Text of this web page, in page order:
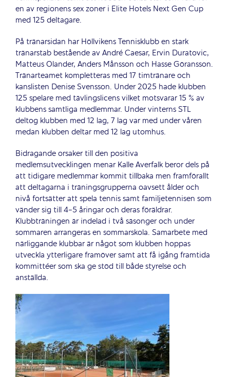
en av regionens sex zoner i Elite Hotels Next Gen Cup
med 125 deltagare.
På tränarsidan har Höllvikens Tennisklubb en stark
tränarstab bestående av André Caesar, Ervin Duratovic,
Matteus Olander, Anders Månsson och Hasse Göransson.
Tränarteamet kompletteras med 17 timtränare och
kanslisten Denise Svensson. Under 2025 hade klubben
125 spelare med tävlingslicens vilket motsvarar 15 % av
klubbens samtliga medlemmar. Under vinterns STL
deltog klubben med 12 lag, 7 lag var med under våren
medan klubben deltar med 12 lag utomhus.
Bidragande orsaker till den positiva
medlemsutvecklingen menar Kalle Averfalk beror dels på
att tidigare medlemmar kommit tillbaka men framförallt
att deltagarna i träningsgrupperna oavsett ålder och
nivå fortsätter att spela tennis samt familjetennisen som
vänder sig till 4-5 åringar och deras föräldrar.
Klubbträningen är indelad i två säsonger och under
sommaren arrangeras en sommarskola. Samarbete med
närliggande klubbar är något som klubben hoppas
utveckla ytterligare framöver samt att få igång framtida
kommittéer som ska ge stöd till både styrelse och
anställda.